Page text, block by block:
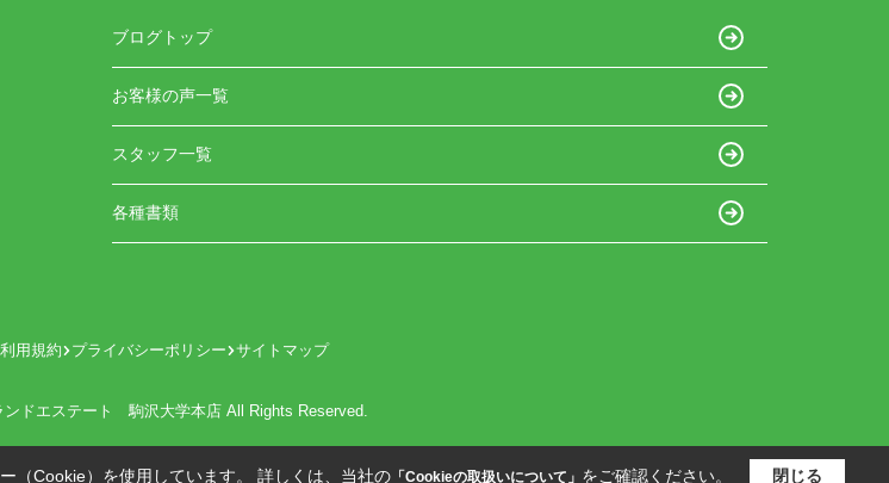
ブログトップ
お客様の声一覧
スタッフ一覧
各種書類
利用規約 プライバシーポリシー サイトマップ
ンドエステート 駒沢大学本店 All Rights Reserved.
（Cookie）を使用しています。 詳しくは、当社の「Cookieの取扱いについて」 をご確認ください。 閉じる